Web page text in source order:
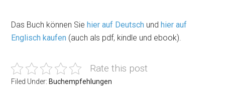
Das Buch können Siehier auf Deutsch und hier auf
Englisch kaufen (auch als pdf, kindle und ebook).
Rate this post
Filed Under: Buchempfehlungen